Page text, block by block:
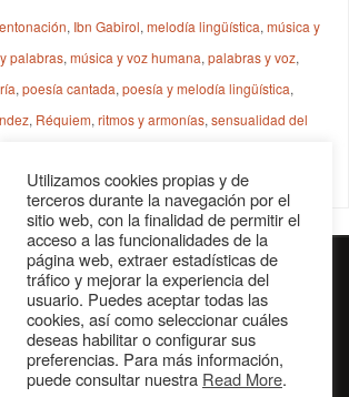
entonación, Ibn Gabirol,melodía lingüística,música y
palabras,música y voz humana,palabras y voz,
,poesía cantada,poesía y melodía lingüística,
, Réquiem,ritmos y armonías,sensualidad del
digital de la Sociedad Erasmiana
2697-2468. Bienvenidos cuantos
algo que intercambiar navegando por
Utilizamos cookies propias y de
terceros durante la navegación por el
sitio web, con la finalidad de permitir el
acceso a las funcionalidades de la
página web, extraer estadísticas de
tráfico y mejorar la experiencia del
usuario. Puedes aceptar todas las
cookies, así como seleccionar cuáles
deseas habilitar o configurar sus
preferencias. Para más información,
puede consultar nuestra Read More.